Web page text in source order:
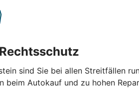
sind Sie bei allen Streitfällen
beim Autokauf und zu hohen